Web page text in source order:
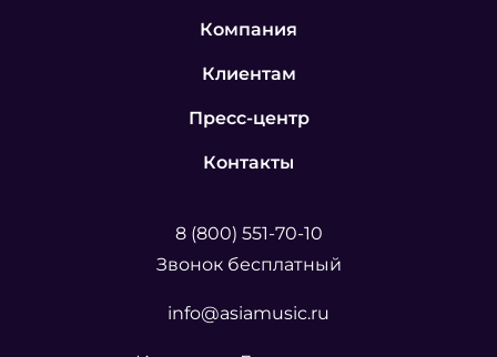
Компания
Клиентам
Пресс-центр
Контакты
8 (800) 551-70-10
Звонок бесплатный
info@asiamusic.ru